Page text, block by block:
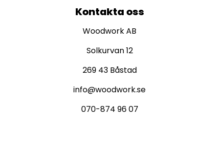
Kontakta oss
Woodwork AB
Solkurvan 12
269 43 Båstad
info@woodwork.se
070-874 96 07